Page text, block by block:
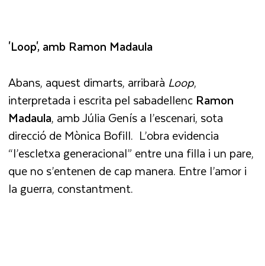
'Loop', amb Ramon Madaula
Abans, aquest dimarts, arribarà Loop,
interpretada i escrita pel sabadellenc Ramon
Madaula, amb Júlia Genís a l’escenari, sota
direcció de Mònica Bofill. L’obra evidencia
“l’escletxa generacional” entre una filla i un pare,
que no s’entenen de cap manera. Entre l’amor i
la guerra, constantment.